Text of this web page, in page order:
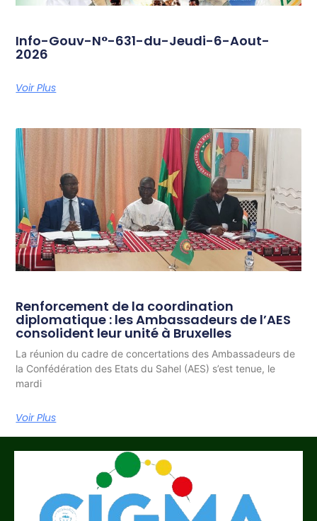
Info-Gouv-N°-631-du-Jeudi-6-Aout-
2026
Voir Plus
Renforcement de la coordination
diplomatique : les Ambassadeurs de l’AES
consolident leur unité à Bruxelles
La réunion du cadre de concertations des Ambassadeurs de
la Confédération des Etats du Sahel (AES) s’est tenue, le
mardi
Voir Plus